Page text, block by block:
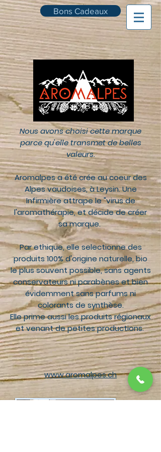
Bons Cadeaux
Nous avons choisi cette marque
parce qu'elle transmet de belles
valeurs.
Aromalpes a été crée au coeur des
Alpes vaudoises, à Leysin. Une
Infirmière attrape le "virus de
l'aromathérapie, et décide de créer
sa marque.
Par ethique, elle selectionne des
produits 100% d'origine naturelle, bio
le plus souvent possible, sans agents
conservateurs ni parabènes et bien
évidemment sans parfums ni
colorants de synthèse.
Elle prime aussi les produits régionaux
et venant de petites productions.
www.aromalpes.ch